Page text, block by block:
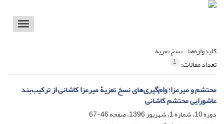
Toggle
کلیدواژه‌ها =نسخ تعزیه
تعداد مقالات: 1
محتشم و میرعزا؛ وام‌گیری‌های نسخ تعزیۀ میرعزا کاشانی از ترکیب‌بند
عاشورایی محتشم کاشانی
دوره 10، شماره 1، شهریور 1396، صفحه
46-67